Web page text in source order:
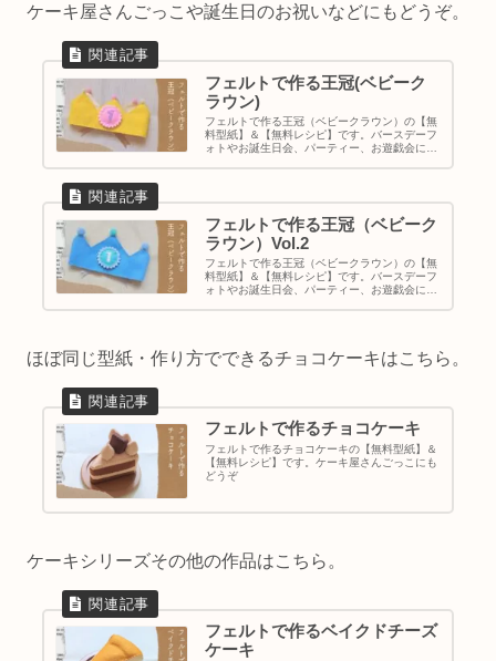
ケーキ屋さんごっこや誕生日のお祝いなどにもどうぞ。
フェルトで作る王冠(ベビーク
ラウン)
フェルトで作る王冠（ベビークラウン）の【無
料型紙】＆【無料レシピ】です。バースデーフ
ォトやお誕生日会、パーティー、お遊戯会にも
フェルトで作る王冠（ベビーク
ラウン）Vol.2
フェルトで作る王冠（ベビークラウン）の【無
料型紙】＆【無料レシピ】です。バースデーフ
ォトやお誕生日会、パーティー、お遊戯会にも
ほぼ同じ型紙・作り方でできるチョコケーキはこちら。
フェルトで作るチョコケーキ
フェルトで作るチョコケーキの【無料型紙】＆
【無料レシピ】です。ケーキ屋さんごっこにも
どうぞ
ケーキシリーズその他の作品はこちら。
フェルトで作るベイクドチーズ
ケーキ